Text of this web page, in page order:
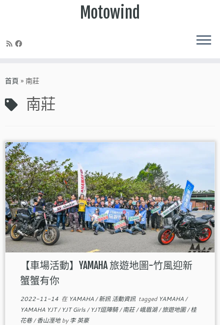
to
Motowind
首頁 » 南莊
南莊
【車場活動】YAMAHA 旅遊地圖-竹風迎新
蟹蟹有你
2022-11-14在 YAMAHA/新訊 活動資訊 tagged YAMAHA/
YAMAHA YJT/ YJT Girls/ YJT逗陣騎/南莊/峨眉湖/旅遊地圖/桂
花巷/香山溼地by李 英豪